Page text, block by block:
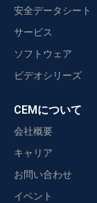
安全データシート
サービス
ソフトウェア
ビデオシリーズ
CEMについて
会社概要
キャリア
お問い合わせ
イベント